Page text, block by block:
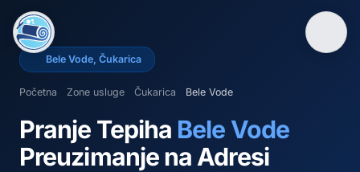
Bele Vode, Čukarica
Početna Zone usluge Čukarica Bele Vode
Pranje Tepiha Bele Vode
Preuzimanje na Adresi